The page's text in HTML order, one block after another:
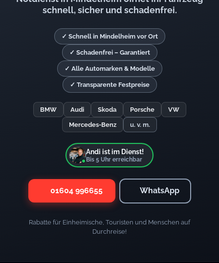
schnell, sicher und schadenfrei.
✓ Schnell in Mindelheim vor Ort
✓ Schadenfrei – Garantiert
✓ Alle Automarken & Modelle
✓ Transparente Festpreise
BMW Audi Skoda Porsche VW
Mercedes-Benz u. v. m.
Andi ist im Dienst!
Bis 5 Uhr erreichbar
01604 996655 WhatsApp
Rabatte für Einheimische, Touristen und Menschen auf
Durchreise!